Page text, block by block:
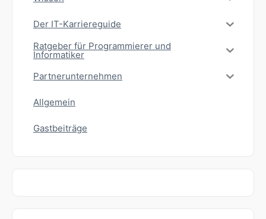
Der IT-Karriereguide
Ratgeber für Programmierer und
Informatiker
Partnerunternehmen
Allgemein
Gastbeiträge